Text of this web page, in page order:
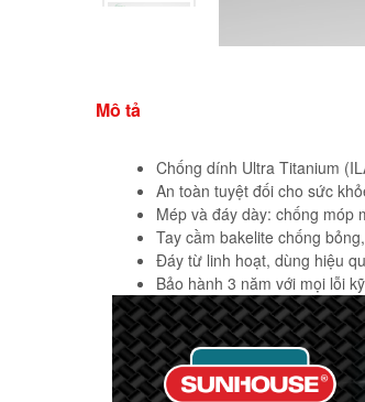
Mô tả
Chống dính Ultra Titanium
An toàn tuyệt đối cho sức
Mép và đáy dày: chống móp
Tay cầm bakelite chống
Đáy từ linh hoạt, dùng hiệu
Bảo hành 3 năm với mọi lỗi